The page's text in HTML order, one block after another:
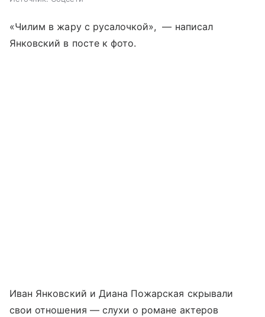
«Чилим в жару с русалочкой», ­­ — написал
Янковский в посте к фото.
Иван Янковский и Диана Пожарская скрывали
свои отношения — слухи о романе актеров